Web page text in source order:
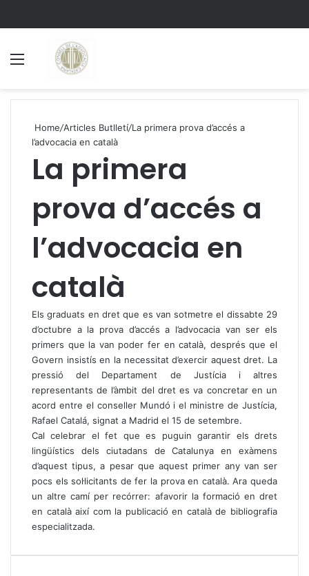
Home/Articles Butlletí/La primera prova d’accés a
l’advocacia en català
La primera
prova d’accés a
l’advocacia en
català
Els graduats en dret que es van sotmetre el dissabte 29
d’octubre a la prova d’accés a l’advocacia van ser els
primers que la van poder fer en català, després que el
Govern insistís en la necessitat d’exercir aquest dret. La
pressió del Departament de Justícia i altres
representants de l’àmbit del dret es va concretar en un
acord entre el conseller Mundó i el ministre de Justícia,
Rafael Catalá, signat a Madrid el 15 de setembre.
Cal celebrar el fet que es puguin garantir els drets
lingüístics dels ciutadans de Catalunya en exàmens
d’aquest tipus, a pesar que aquest primer any van ser
pocs els sol·licitants de fer la prova en català. Ara queda
un altre camí per recórrer: afavorir la formació en dret
en català així com la publicació en català de bibliografia
especialitzada.